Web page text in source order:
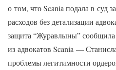
о том, что Scania подала в суд
расходов без детализации
защита “Журавлыны”
из адвокатов Scania —
проблемы легитимности